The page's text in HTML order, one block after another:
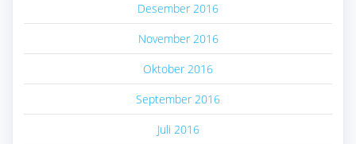
Desember 2016
November 2016
Oktober 2016
September 2016
Juli 2016